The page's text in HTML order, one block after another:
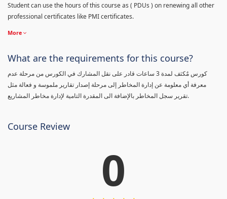
Student can use the hours of this course as ( PDUs ) on renewing all other
professional certificates like PMI certificates.
More
What are the requirements for this course?
كورس مٌكثف لمدة 3 ساعات قادر على نقل المشارك في الكورس من مرحلة عدم
معرفة أي معلومة عن إدارة المخاطر إلى مرحلة إصدار تقارير ملموسة و فعالة مثل
تقرير سجل المخاطر بالإضافة الى المقدرة التامية لإدارة مخاطر المشاريع.
Course Review
0